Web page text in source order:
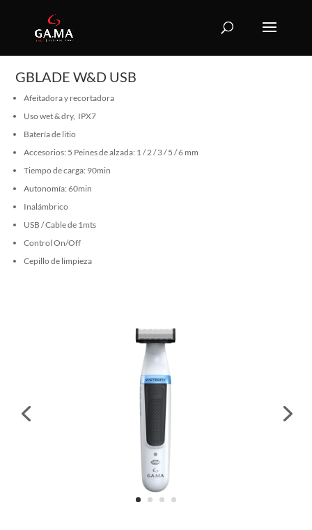
GBLADE W&D USB
Afeitadora y recortadora
Uso wet & dry, IPX7
Batería de litio
Accesorios: 5 Peines de alzada: 1 / 2 / 3 / 5 / 6 mm
Tiempo de carga: 90min
Autonomía: 60min
Inalámbrico
USB / Cable de 1mts
Control On/Off
Cepillo de limpieza